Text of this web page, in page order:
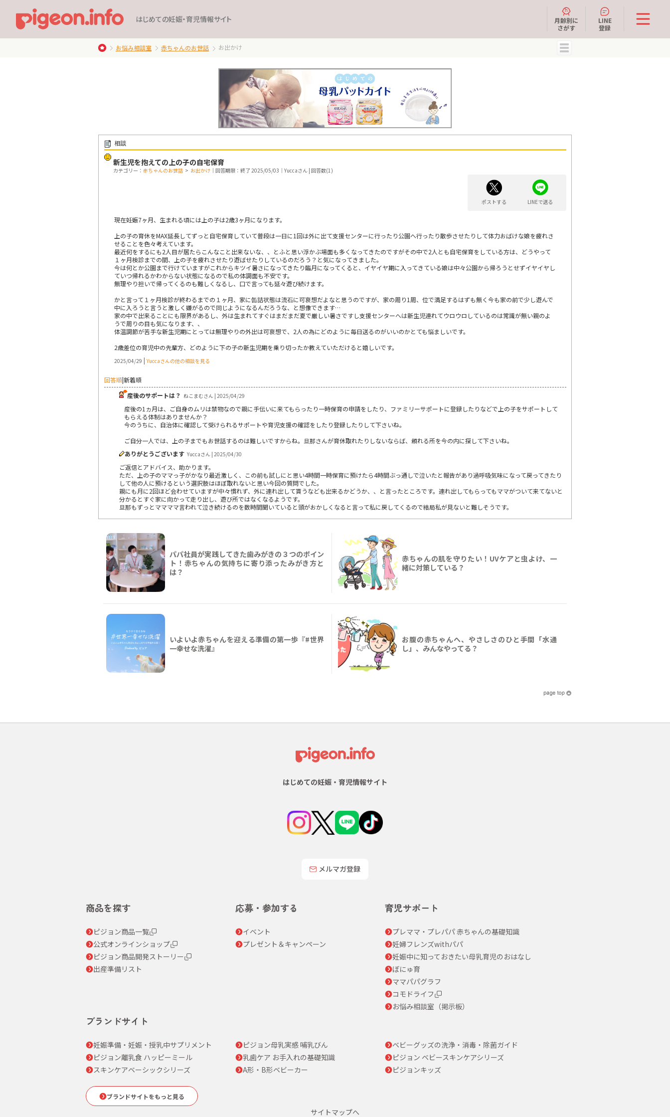
はじめての妊娠・育児情報サイト
月齢別に
さがす
LINE
登録
お悩み相談室 赤ちゃんのお世話 お出かけ
相談
新生児を抱えての上の子の自宅保育
カテゴリー： 赤ちゃんのお世話 > お出かけ ｜回答期限：終了 2025/05/03｜Yuccaさん | 回答数(1)
ポストする LINEで送る
現在妊娠7ヶ月、生まれる頃には上の子は2歳3ヶ月になります。
上の子の育休をMAX延長してずっと自宅保育していて普段は一日に1回は外に出て支援センターに行ったり公園へ行ったり散歩させたりして体力おばけな娘を疲れさ
せることを色々考えています。
最近何をするにも2人目が居たらこんなこと出来ないな、、とふと思い浮かぶ場面も多くなってきたのですがその中で2人とも自宅保育をしている方は、どうやって
１ヶ月検診までの間、上の子を疲れさせたり遊ばせたりしているのだろう？と気になってきました。
今は何とか公園まで行けていますがこれからキツイ暑さになってきたり臨月になってくると、イヤイヤ期に入ってきている娘は中々公園から帰ろうとせずイヤイヤし
ていつ帰れるかわからない状態になるので私の体調面も不安です。
無理やり担いで帰ってくるのも難しくなるし、口で言っても延々遊び続けます。
かと言って１ヶ月検診が終わるまでの１ヶ月、家に缶詰状態は流石に可哀想だよなと思うのですが、家の周り1周、位で満足するはずも無く今も家の前で少し遊んで
中に入ろうと言うと激しく嫌がるので同じようになるんだろうな、と想像できます…
家の中で出来ることにも限界があるし、外は生まれてすぐはまだまだ夏で厳しい暑さですし支援センターへは新生児連れてウロウロしているのは常識が無い親のよ
うで周りの目も気になります、、
体温調節が苦手な新生児期にとっては無理やりの外出は可哀想で、2人の為にどのように毎日送るのがいいのかとても悩ましいです。
2歳差位の育児中の先輩方、どのように下の子の新生児期を乗り切ったか教えていただけると嬉しいです。
2025/04/29 | Yuccaさんの他の相談を見る
回答順|新着順
産後のサポートは？ ねこまむさん | 2025/04/29
産後の1ヵ月は、ご自身のムリは禁物なので親に手伝いに来てもらったり一時保育の申請をしたり、ファミリーサポートに登録したりなどで上の子をサポートして
もらえる体制はありませんか？
今のうちに、自治体に確認して受けられるサポートや育児支援の確認をしたり登録したりして下さいね。
ご自分一人では、上の子までもお世話するのは難しいですからね。旦那さんが育休取れたりしないならば、頼れる所を今の内に探して下さいね。
ありがとうございます Yuccaさん | 2025/04/30
ご返信とアドバイス、助かります。
ただ、上の子のママっ子がかなり最近激しく、この前も試しにと思い4時間一時保育に預けたら4時間ぶっ通しで泣いたと報告があり過呼吸気味になって戻ってきたり
して他の人に預けるという選択肢はほぼ取れないと思い今回の質問でした。
親にも月に2回ほど会わせていますが中々慣れず、外に連れ出して貰うなども出来るかどうか、、と言ったところです。連れ出してもらってもママがついて来てないと
分かるとすぐ家に向かって走り出し、遊び所ではなくなるようです。
旦那もずっとママママ言われて泣き続けるのを数時間聞いていると頭がおかしくなると言って私に戻してくるので結局私が見ないと難しそうです。
パパ社員が実践してきた歯みがきの３つのポイン
ト！赤ちゃんの気持ちに寄り添ったみがき方と
は？
赤ちゃんの肌を守りたい！UVケアと虫よけ、一
緒に対策している？
いよいよ赤ちゃんを迎える準備の第一歩『#世界
一幸せな洗濯』
お腹の赤ちゃんへ、やさしさのひと手間「水通
し」、みんなやってる？
はじめての妊娠・育児情報サイト
メルマガ登録
商品を探す
ピジョン商品一覧
公式オンラインショップ
ピジョン商品開発ストーリー
出産準備リスト
応募・参加する
イベント
プレゼント＆キャンペーン
育児サポート
プレママ・プレパパ 赤ちゃんの基礎知識
妊婦フレンズwithパパ
妊娠中に知っておきたい母乳育児のおはなし
ぼにゅ育
ママパパグラフ
コモドライフ
お悩み相談室（掲示板）
ブランドサイト
妊娠準備・妊娠・授乳中サプリメント ピジョン母乳実感 哺乳びん
ベビーグッズの洗浄・消毒・除菌ガイド
ピジョン離乳食 ハッピーミール
乳歯ケア お手入れの基礎知識
ピジョン ベビースキンケアシリーズ
スキンケアベーシックシリーズ
A形・B形ベビーカー ピジョンキッズ
ブランドサイトをもっと見る
サイトマップへ